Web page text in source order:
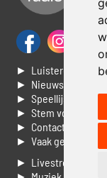
► Luisteren naar
► Nieuws
► Speellijst
► Stem voor de Dag
► Contacteer ons
► Vaak gestelde
► Livestream